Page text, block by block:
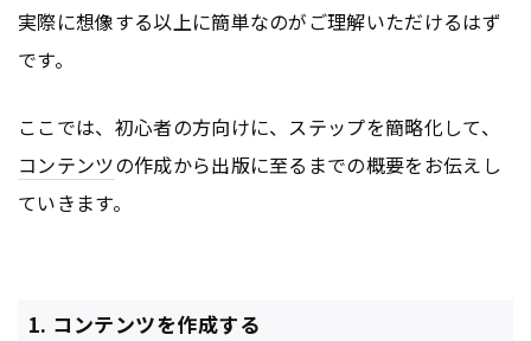
実際に想像する以上に簡単なのがご理解いただけるはず
です。
ここでは、初心者の方向けに、ステップを簡略化して、
コンテンツの作成から出版に至るまでの概要をお伝えし
ていきます。
1. コンテンツを作成する